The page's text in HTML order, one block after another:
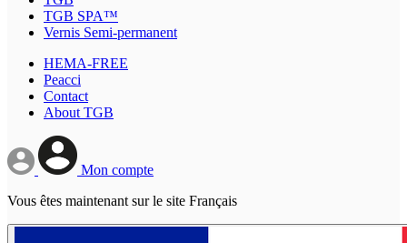
TGB SPA™
Vernis Semi-permanent
HEMA-FREE
Peacci
Contact
About TGB
Mon compte
Vous êtes maintenant sur le site Français